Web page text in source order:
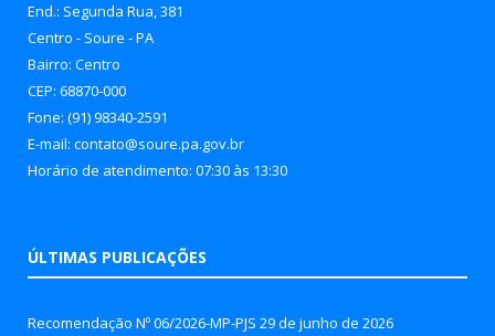
End.: Segunda Rua, 381
Centro - Soure - PA
Bairro: Centro
CEP: 68870-000
Fone: (91) 98340-2591
E-mail: contato@soure.pa.gov.br
Horário de atendimento: 07:30 às 13:30
ÚLTIMAS PUBLICAÇÕES
Recomendação Nº 06/2026-MP-PJS 29 de junho de 2026